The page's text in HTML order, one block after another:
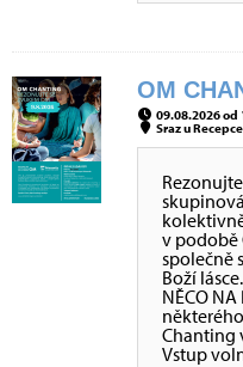
OM
09.08.2026 od
Sraz u
v podobě
společně
Boží
NĚCO
Chanting
Vstup